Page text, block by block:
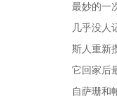
最妙的一
几乎没人
斯人重新
它回家后
自萨珊和